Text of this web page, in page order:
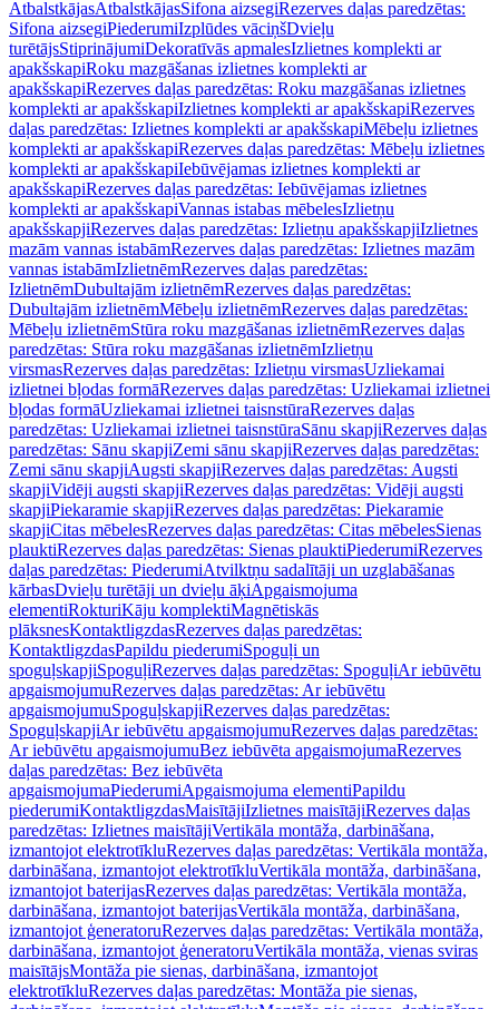
AtbalstkājasAtbalstkājasSifona aizsegiRezerves daļas paredzētas:
Sifona aizsegiPiederumiIzplūdes vāciņšDvieļu
turētājsStiprinājumiDekoratīvās apmalesIzlietnes komplekti ar
apakšskapiRoku mazgāšanas izlietnes komplekti ar
apakšskapiRezerves daļas paredzētas: Roku mazgāšanas izlietnes
komplekti ar apakšskapiIzlietnes komplekti ar apakšskapiRezerves
daļas paredzētas: Izlietnes komplekti ar apakšskapiMēbeļu izlietnes
komplekti ar apakšskapiRezerves daļas paredzētas: Mēbeļu izlietnes
komplekti ar apakšskapiIebūvējamas izlietnes komplekti ar
apakšskapiRezerves daļas paredzētas: Iebūvējamas izlietnes
komplekti ar apakšskapiVannas istabas mēbelesIzlietņu
apakšskapjiRezerves daļas paredzētas: Izlietņu apakšskapjiIzlietnes
mazām vannas istabāmRezerves daļas paredzētas: Izlietnes mazām
vannas istabāmIzlietnēmRezerves daļas paredzētas:
IzlietnēmDubultajām izlietnēmRezerves daļas paredzētas:
Dubultajām izlietnēmMēbeļu izlietnēmRezerves daļas paredzētas:
Mēbeļu izlietnēmStūra roku mazgāšanas izlietnēmRezerves daļas
paredzētas: Stūra roku mazgāšanas izlietnēmIzlietņu
virsmasRezerves daļas paredzētas: Izlietņu virsmasUzliekamai
izlietnei bļodas formāRezerves daļas paredzētas: Uzliekamai izlietnei
bļodas formāUzliekamai izlietnei taisnstūraRezerves daļas
paredzētas: Uzliekamai izlietnei taisnstūraSānu skapjiRezerves daļas
paredzētas: Sānu skapjiZemi sānu skapjiRezerves daļas paredzētas:
Zemi sānu skapjiAugsti skapjiRezerves daļas paredzētas: Augsti
skapjiVidēji augsti skapjiRezerves daļas paredzētas: Vidēji augsti
skapjiPiekaramie skapjiRezerves daļas paredzētas: Piekaramie
skapjiCitas mēbelesRezerves daļas paredzētas: Citas mēbelesSienas
plauktiRezerves daļas paredzētas: Sienas plauktiPiederumiRezerves
daļas paredzētas: PiederumiAtvilktņu sadalītāji un uzglabāšanas
kārbasDvieļu turētāji un dvieļu āķiApgaismojuma
elementiRokturiKāju komplektiMagnētiskās
plāksnesKontaktligzdasRezerves daļas paredzētas:
KontaktligzdasPapildu piederumiSpoguļi un
spoguļskapjiSpoguļiRezerves daļas paredzētas: SpoguļiAr iebūvētu
apgaismojumuRezerves daļas paredzētas: Ar iebūvētu
apgaismojumuSpoguļskapjiRezerves daļas paredzētas:
SpoguļskapjiAr iebūvētu apgaismojumuRezerves daļas paredzētas:
Ar iebūvētu apgaismojumuBez iebūvēta apgaismojumaRezerves
daļas paredzētas: Bez iebūvēta
apgaismojumaPiederumiApgaismojuma elementiPapildu
piederumiKontaktligzdasMaisītājiIzlietnes maisītājiRezerves daļas
paredzētas: Izlietnes maisītājiVertikāla montāža, darbināšana,
izmantojot elektrotīkluRezerves daļas paredzētas: Vertikāla montāža,
darbināšana, izmantojot elektrotīkluVertikāla montāža, darbināšana,
izmantojot baterijasRezerves daļas paredzētas: Vertikāla montāža,
darbināšana, izmantojot baterijasVertikāla montāža, darbināšana,
izmantojot ģeneratoruRezerves daļas paredzētas: Vertikāla montāža,
darbināšana, izmantojot ģeneratoruVertikāla montāža, vienas sviras
maisītājsMontāža pie sienas, darbināšana, izmantojot
elektrotīkluRezerves daļas paredzētas: Montāža pie sienas,